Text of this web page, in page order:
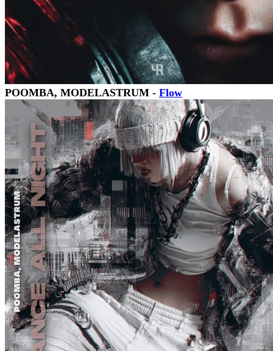
POOMBA, MODELASTRUM - Flow